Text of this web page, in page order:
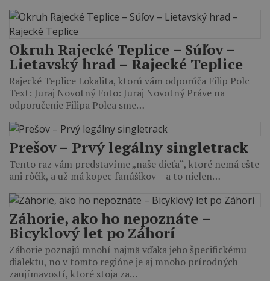
Okruh Rajecké Teplice – Súľov –
Lietavský hrad – Rajecké Teplice
Rajecké Teplice Lokalita, ktorú vám odporúča Filip Polc
Text: Juraj Novotný Foto: Juraj Novotný Práve na
odporučenie Filipa Polca sme…
Prešov – Prvý legálny singletrack
Tento raz vám predstavíme „naše dieťa“, ktoré nemá ešte
ani rôčik, a už má kopec fanúšikov – a to nielen…
Záhorie, ako ho nepoznáte –
Bicyklový let po Záhorí
Záhorie poznajú mnohí najmä vďaka jeho špecifickému
dialektu, no v tomto regióne je aj mnoho prírodných
zaujímavostí, ktoré stoja za…